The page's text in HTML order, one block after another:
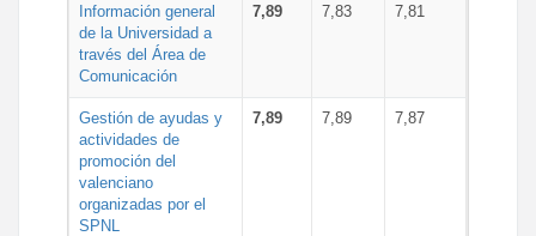
Información general
de la Universidad a
través del Área de
Comunicación
7,89 7,83 7,81
Gestión de ayudas y
actividades de
promoción del
valenciano
organizadas por el
SPNL
7,89 7,89 7,87